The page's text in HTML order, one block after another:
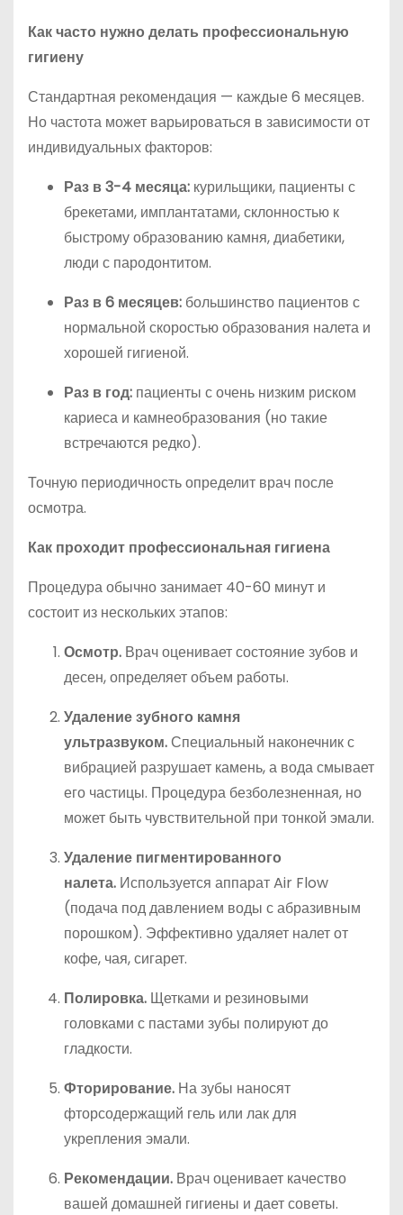
Как часто нужно делать профессиональную
гигиену
Стандартная рекомендация — каждые 6 месяцев.
Но частота может варьироваться в зависимости от
индивидуальных факторов:
Раз в 3-4 месяца: курильщики, пациенты с
брекетами, имплантатами, склонностью к
быстрому образованию камня, диабетики,
люди с пародонтитом.
Раз в 6 месяцев: большинство пациентов с
нормальной скоростью образования налета и
хорошей гигиеной.
Раз в год: пациенты с очень низким риском
кариеса и камнеобразования (но такие
встречаются редко).
Точную периодичность определит врач после
осмотра.
Как проходит профессиональная гигиена
Процедура обычно занимает 40-60 минут и
состоит из нескольких этапов:
Осмотр. Врач оценивает состояние зубов и
десен, определяет объем работы.
Удаление зубного камня
ультразвуком.Специальный наконечник с
вибрацией разрушает камень, а вода смывает
его частицы. Процедура безболезненная, но
может быть чувствительной при тонкой эмали.
Удаление пигментированного
налета. Используется аппарат Air Flow
(подача под давлением воды с абразивным
порошком). Эффективно удаляет налет от
кофе, чая, сигарет.
Полировка. Щетками и резиновыми
головками с пастами зубы полируют до
гладкости.
Фторирование. На зубы наносят
фторсодержащий гель или лак для
укрепления эмали.
Рекомендации. Врач оценивает качество
вашей домашней гигиены и дает советы.